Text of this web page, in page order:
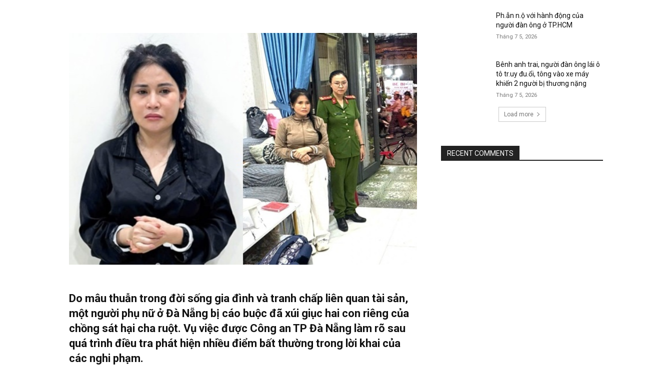
Do mâu thuẫn trong đời sống gia đình và tranh chấp liên quan tài sản,
một người phụ nữ ở Đà Nẵng bị cáo buộc đã xúi giục hai con riêng của
chồng sát hại cha ruột. Vụ việc được Công an TP Đà Nẵng làm rõ sau
quá trình điều tra phát hiện nhiều điểm bất thường trong lời khai của
các nghi phạm.
Ph.ẫn n.ộ với hành động của
người đàn ông ở TP.HCM
Tháng 7 5, 2026
Bênh anh trai, người đàn ông lái ô
tô tr.uy đu.ổi, tông vào xe máy
khiến 2 người bị thương nặng
Tháng 7 5, 2026
Load more
RECENT COMMENTS